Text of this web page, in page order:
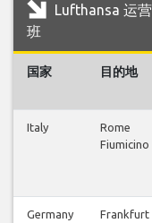
Lufthansa 运
班
国家 目的地
Italy
Rome
Fiumicino
Germany Frankfurt